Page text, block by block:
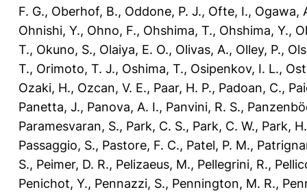
F. G., Oberhof, B., Oddone, P. J., Ofte, I., Ogawa,
Ohnishi, Y., Ohno, F., Ohshima, T., Ohshima, Y.,
T., Okuno, S., Olaiya, E. O., Olivas, A., Olley, P.,
T., Orimoto, T. J., Oshima, T., Osipenkov, I. L.,
Ozaki, H., Ozcan, V. E., Paar, H. P., Padoan, C.,
Panetta, J., Panova, A. I., Panvini, R. S.,
Paramesvaran, S., Park, C. S., Park, C. W., Park, H.
Passaggio, S., Pastore, F. C., Patel, P. M.,
S., Peimer, D. R., Pelizaeus, M., Pellegrini, R.,
Penichot, Y., Pennazzi, S., Pennington, M. R.,